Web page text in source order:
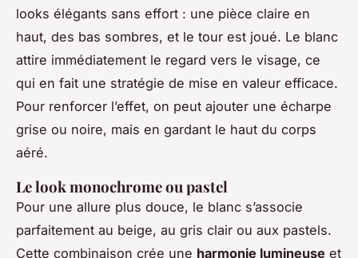
looks élégants sans effort : une pièce claire en
haut, des bas sombres, et le tour est joué. Le blanc
attire immédiatement le regard vers le visage, ce
qui en fait une stratégie de mise en valeur efficace.
Pour renforcer l’effet, on peut ajouter une écharpe
grise ou noire, mais en gardant le haut du corps
aéré.
Le look monochrome ou pastel
Pour une allure plus douce, le blanc s’associe
parfaitement au beige, au gris clair ou aux pastels.
Cette combinaison crée une harmonie lumineuse et